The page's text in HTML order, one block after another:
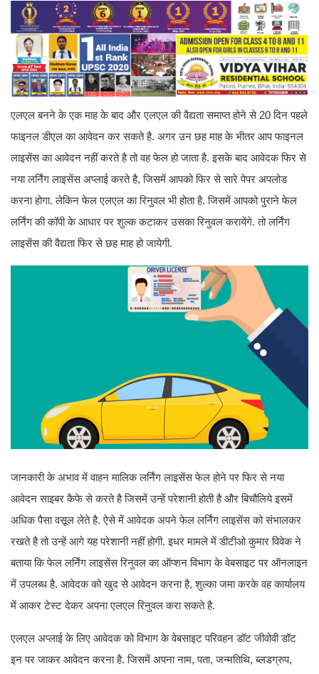
एलएल बनने के एक माह के बाद और एलएल की वैद्यता समाप्त होने से 20 दिन पहले
फाइनल डीएल का आवेदन कर सकते है. अगर उन छह माह के भीतर आप फाइनल
लाइसेंस का आवेदन नहीं करते है तो वह फेल हो जाता है. इसके बाद आवेदक फिर से
नया लर्निंग लाइसेंस अप्लाई करते है, जिसमें आपको फिर से सारे पेपर अपलोड
करना होगा. लेकिन फेल एलएल का रिनुवल भी होता है. जिसमें आपको पुराने फेल
लर्निंग की कॉपी के आधार पर शुल्क कटाकर उसका रिनुवल करायेंगे. तो लर्निंग
लाइसेंस की वैद्यता फिर से छह माह हो जायेगी.
जानकारी के अभाव में वाहन मालिक लर्निंग लाइसेंस फेल होने पर फिर से नया
आवेदन साइबर कैफे से करते है जिसमें उन्हें परेशानी होती है और बिचौलिये इसमें
अधिक पैसा वसूल लेते है. ऐसे में आवेदक अपने फेल लर्निंग लाइसेंस को संभालकर
रखते है तो उन्हें आगे यह परेशानी नहीं होगी. इधर मामले में डीटीओ कुमार विवेक ने
बताया कि फेल लर्निंग लाइसेंस रिनुवल का ऑप्शन विभाग के वेबसाइट पर ऑनलाइन
में उपलब्ध है. आवेदक को खुद से आवेदन करना है, शुल्का जमा करके वह कार्यालय
में आकर टेस्ट देकर अपना एलएल रिनुवल करा सकते है.
एलएल अप्लाई के लिए आवेदक को विभाग के वेबसाइट परिवहन डॉट जीवोवी डॉट
इन पर जाकर आवेदन करना है. जिसमें अपना नाम, पता, जन्मतिथि, ब्लडग्रुप,